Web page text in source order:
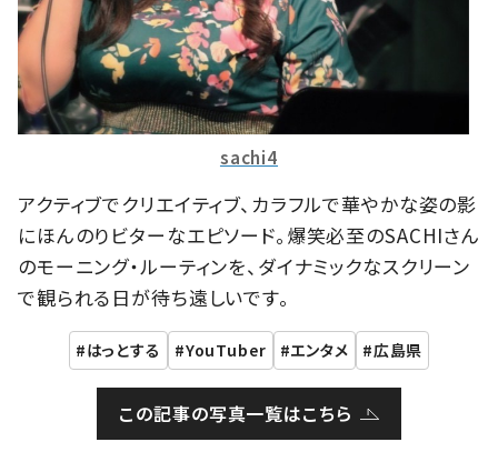
sachi4
アクティブでクリエイティブ、カラフルで華やかな姿の影
にほんのりビターなエピソード。爆笑必至のSACHIさん
のモーニング・ルーティンを、ダイナミックなスクリーン
で観られる日が待ち遠しいです。
はっとする YouTuber エンタメ 広島県
この記事の写真一覧はこちら